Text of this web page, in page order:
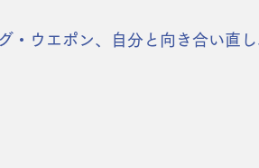
・ウエポン、自分と向き合い直